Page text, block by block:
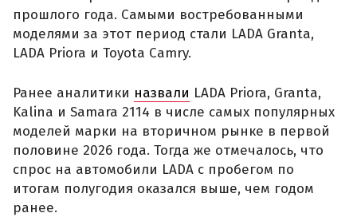
прошлого года. Самыми востребованными
моделями за этот период стали LADA Granta,
LADA Priora и Toyota Camry.
Ранее аналитики назвали LADA Priora, Granta,
Kalina и Samara 2114 в числе самых популярных
моделей марки на вторичном рынке в первой
половине 2026 года. Тогда же отмечалось, что
спрос на автомобили LADA с пробегом по
итогам полугодия оказался выше, чем годом
ранее.